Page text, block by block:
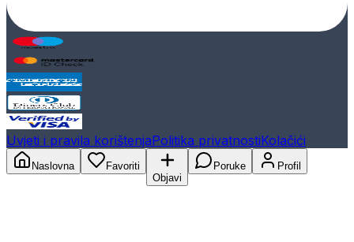
Uvjeti i pravila korištenjaPolitika privatnostiKolačići
Naslovna
Favoriti
Objavi
Poruke Profil